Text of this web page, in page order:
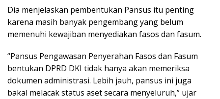
Dia menjelaskan pembentukan Pansus itu penting
karena masih banyak pengembang yang belum
memenuhi kewajiban menyediakan fasos dan fasum.
“Pansus Pengawasan Penyerahan Fasos dan Fasum
bentukan DPRD DKI tidak hanya akan memeriksa
dokumen administrasi. Lebih jauh, pansus ini juga
bakal melacak status aset secara menyeluruh,” ujar